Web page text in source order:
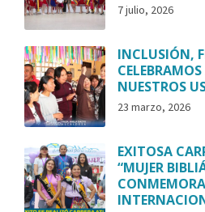
7 julio, 2026
INCLUSIÓN,
NUESTROS
23 marzo, 2026
EXITOSA
“MUJER